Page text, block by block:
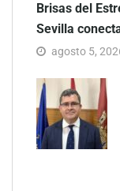
Brisas del
Sevilla
agosto 5,